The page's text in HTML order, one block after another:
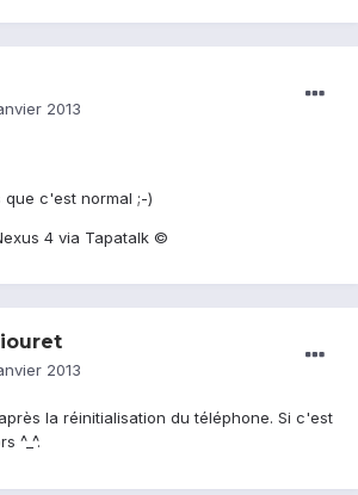
2013
c'est normal ;-)
4 via Tapatalk ©
2013
la réinitialisation du téléphone. Si c'est
^_^.